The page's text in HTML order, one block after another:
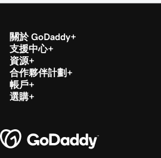
關於 GoDaddy
支援中心
資源
合作夥伴計劃
帳戶
選購